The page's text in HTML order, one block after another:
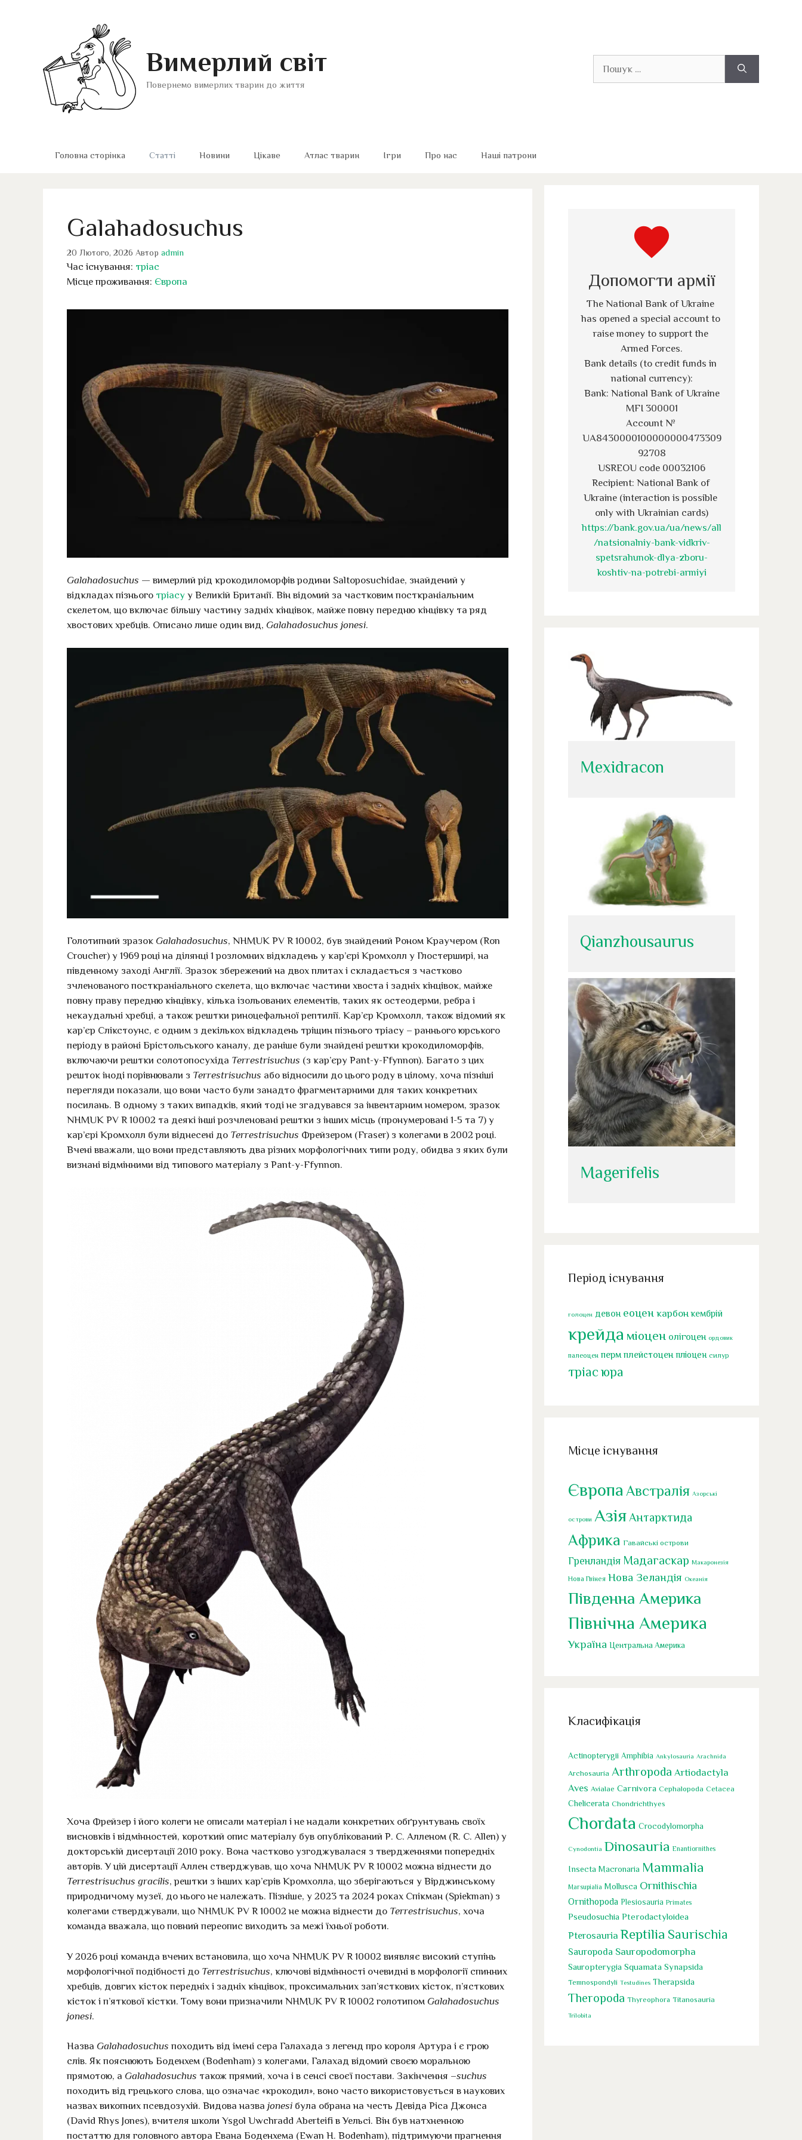
Вимерлий світ
Повернемо вимерлих тварин до життя
Головна сторінка Статті Новини Цікаве Атлас тварин Ігри Про нас Наші патрони
Galahadosuchus
20 Лютого, 2026 Автор admin
Час існування: тріас
Місце проживання: Європа
Galahadosuchus — вимерлий рід крокодиломорфів родини Saltoposuchidae, знайдений у
відкладах пізнього тріасу у Великій Британії. Він відомий за частковим посткраніальним
скелетом, що включає більшу частину задніх кінцівок, майже повну передню кінцівку та ряд
хвостових хребців. Описано лише один вид, Galahadosuchus jonesi.
Голотипний зразок Galahadosuchus, NHMUK PV R 10002, був знайдений Роном Краучером (Ron
Croucher) у 1969 році на ділянці 1 розломних відкладень у кар’єрі Кромхолл у Глостерширі, на
південному заході Англії. Зразок збережений на двох плитах і складається з частково
зчленованого посткраніального скелета, що включає частини хвоста і задніх кінцівок, майже
повну праву передню кінцівку, кілька ізольованих елементів, таких як остеодерми, ребра і
некаудальні хребці, а також рештки риноцефальної рептилії. Кар’єр Кромхолл, також відомий як
кар’єр Слікстоунс, є одним з декількох відкладень тріщин пізнього тріасу – раннього юрського
періоду в районі Брістольського каналу, де раніше були знайдені рештки крокодиломорфів,
включаючи рештки солотопосухіда Terrestrisuchus (з кар’єру Pant-y-Ffynnon). Багато з цих
решток іноді порівнювали з Terrestrisuchus або відносили до цього роду в цілому, хоча пізніші
перегляди показали, що вони часто були занадто фрагментарними для таких конкретних
посилань. В одному з таких випадків, який тоді не згадувався за інвентарним номером, зразок
NHMUK PV R 10002 та деякі інші розчленовані рештки з інших місць (пронумеровані 1-5 та 7) у
кар’єрі Кромхолл були віднесені до Terrestrisuchus Фрейзером (Fraser) з колегами в 2002 році.
Вчені вважали, що вони представляють два різних морфологічних типи роду, обидва з яких були
визнані відмінними від типового матеріалу з Pant-y-Ffynnon.
Хоча Фрейзер і його колеги не описали матеріал і не надали конкретних обґрунтувань своїх
висновків і відмінностей, короткий опис матеріалу був опублікований Р. С. Алленом (R. C. Allen) у
докторській дисертації 2010 року. Вона частково узгоджувалася з твердженнями попередніх
авторів. У цій дисертації Аллен стверджував, що хоча NHMUK PV R 10002 можна віднести до
Terrestrisuchus gracilis, рештки з інших кар’єрів Кромхолла, що зберігаються у Вірджинському
природничому музеї, до нього не належать. Пізніше, у 2023 та 2024 роках Спікман (Spiekman) з
колегами стверджували, що NHMUK PV R 10002 не можна віднести до Terrestrisuchus, хоча
команда вважала, що повний переопис виходить за межі їхньої роботи.
У 2026 році команда вчених встановила, що хоча NHMUK PV R 10002 виявляє високий ступінь
морфологічної подібності до Terrestrisuchus, ключові відмінності очевидні в морфології спинних
хребців, довгих кісток передніх і задніх кінцівок, проксимальних зап’ясткових кісток, п’ясткових
кісток і п’яткової кістки. Тому вони призначили NHMUK PV R 10002 голотипом Galahadosuchus
jonesi.
Назва Galahadosuchus походить від імені сера Галахада з легенд про короля Артура і є грою
слів. Як пояснюють Боденхем (Bodenham) з колегами, Галахад відомий своєю моральною
прямотою, а Galahadosuchus також прямий, хоча і в сенсі своєї постави. Закінчення –suchus
походить від грецького слова, що означає «крокодил», воно часто використовується в наукових
назвах викопних псевдозухій. Видова назва jonesi була обрана на честь Девіда Ріса Джонса
(David Rhys Jones), вчителя школи Ysgol Uwchradd Aberteifi в Уельсі. Він був натхненною
постаттю для головного автора Евана Боденхема (Ewan H. Bodenham), підтримуючи прагнення
favorite
Допомогти армії
The National Bank of Ukraine
has opened a special account to
raise money to support the
Armed Forces.
Bank details (to credit funds in
national currency):
Bank: National Bank of Ukraine
MFI 300001
Account №
UA8430000100000000473309
92708
USREOU code 00032106
Recipient: National Bank of
Ukraine (interaction is possible
only with Ukrainian cards)
https://bank.gov.ua/ua/news/all
/natsionalniy-bank-vidkriv-
spetsrahunok-dlya-zboru-
koshtiv-na-potrebi-armiyi
Mexidracon
Qianzhousaurus
Magerifelis
Період існування
голоцен девон еоцен карбон кембрій
крейда міоцен олігоцен ордовик
палеоцен перм плейстоцен пліоцен силур
тріасюра
Місце існування
Європа Австралія Азорські
острови Азія Антарктида
Африка Гавайські острови
Гренландія Мадагаскар Макаронезія
Нова Гвінея Нова Зеландія Океанія
Південна Америка
Північна Америка
Україна Центральна Америка
Класифікація
Actinopterygii Amphibia Ankylosauria Arachnida
Archosauria Arthropoda Artiodactyla
Aves Avialae Carnivora Cephalopoda Cetacea
Chelicerata Chondrichthyes
Chordata Crocodylomorpha
Cynodontia Dinosauria Enantiornithes
Insecta Macronaria Mammalia
Marsupialia Mollusca Ornithischia
Ornithopoda Plesiosauria Primates
Pseudosuchia Pterodactyloidea
Pterosauria Reptilia Saurischia
Sauropoda Sauropodomorpha
Sauropterygia Squamata Synapsida
Temnospondyli Testudines Therapsida
Theropoda Thyreophora Titanosauria
Trilobita